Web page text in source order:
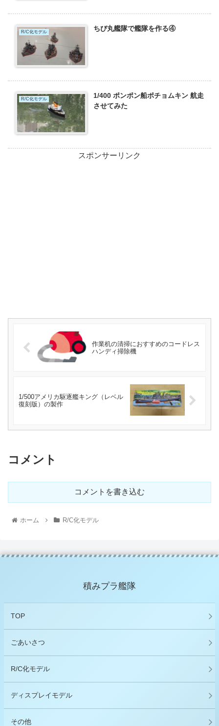
R/C化モデル ちび丸艦隊で艦隊を作る④
R/C化モデル
1/400 ポンポン船ポチョムキン 航走
させてみた
スポンサーリンク
作業机の清掃におすすめのコードレス
ハンディ掃除機
1/500アメリカ駆逐艦キング（レベル
復刻版）の製作
コメント
コメントを書き込む
ホーム R/C化モデル
積みプラ艦隊
TOP
ごあいさつ
R/C化モデル
ディスプレイモデル
その他